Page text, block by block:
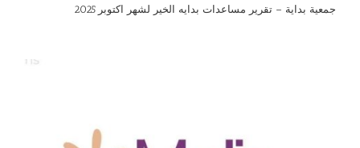
جمعية بداية – تقرير مساعدات بدايه الخير لشهر اكتوبر 2025